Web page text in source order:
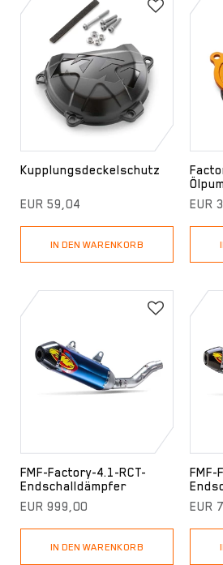
Kupplungsdeckelschutz
EUR 59,04
IN DEN WARENKORB
EUR
FMF-Factory-4.1-RCT-
Endschalldämpfer
EUR 999,00
IN DEN WARENKORB
FMF-
EUR